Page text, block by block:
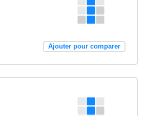
Ajouter pour comparer